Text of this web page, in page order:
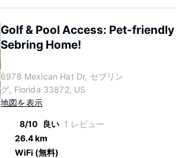
Golf & Pool Access: Pet-friendly
Sebring Home!
6978 Mexican Hat Dr, セブリン
グ, Florida 33872, US
地図を表示
8/10 良い 1 レビュー
26.4 km
WiFi (無料)